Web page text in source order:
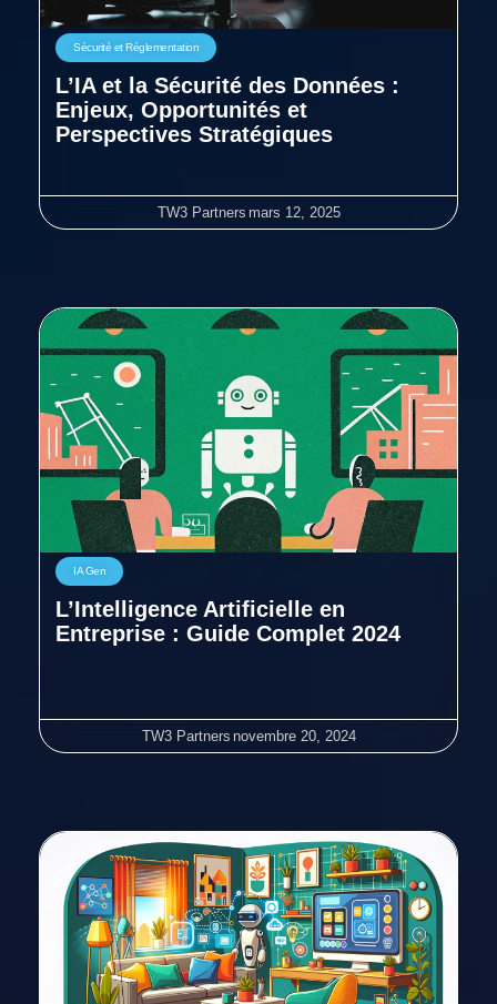
Sécurité et Réglementation
L’IA et la Sécurité des Données :
Enjeux, Opportunités et
Perspectives Stratégiques
TW3 Partners mars 12, 2025
IA Gen
L’Intelligence Artificielle en
Entreprise : Guide Complet 2024
TW3 Partners novembre 20, 2024